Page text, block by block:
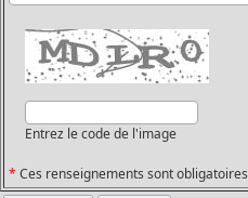
Entrez le code de l'image
* Ces renseignements sont obligatoires